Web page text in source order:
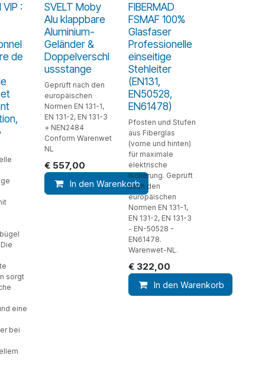
VIP :
de
sorgt
eine
bei
SVELT Moby
Alu klappbare
Aluminium-
Geländer &
Doppelverschl
ussstange
Geprüft nach den
europäischen
Normen EN 131-1,
EN 131-2, EN 131-3
+ NEN2484
Conform Warenwet
NL
€ 557,00
In den Warenkorb
FIBERMAD
FSMAF 100%
Glasfaser
Professionelle
einseitige
Stehleiter
(EN131,
EN50528,
EN61478)
Pfosten und Stufen
aus Fiberglas
(vorne und hinten)
für maximale
elektrische
Isolierung. Geprüft
nach den
europäischen
Normen EN 131-1,
EN 131-2, EN 131-3
- EN-50528 -
EN61478.
Warenwet-NL.
€ 322,00
In den Warenkorb